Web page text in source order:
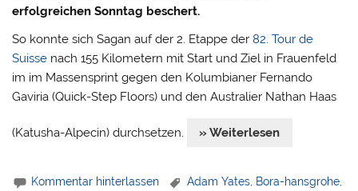
erfolgreichen Sonntag beschert.
So konnte sich Sagan auf der 2. Etappe der82. Tour de
Suisse nach 155 Kilometern mit Start und Ziel in Frauenfeld
im im Massensprint gegen den Kolumbianer Fernando
Gaviria (Quick-Step Floors) und den Australier Nathan Haas
(Katusha-Alpecin) durchsetzen. » Weiterlesen
Kommentar hinterlassen Adam Yates Bora-hansgrohe